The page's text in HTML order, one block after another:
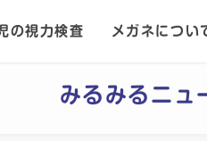
の視力検査 メガネについ
みるみるニュ